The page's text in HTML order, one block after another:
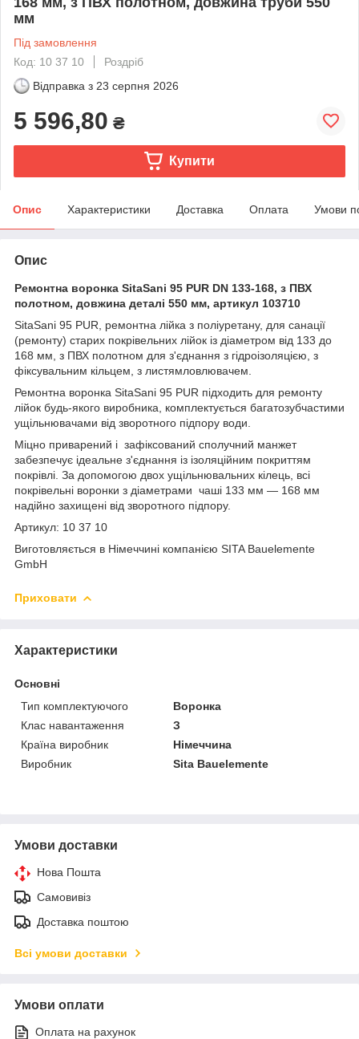
мм
Під замовлення
Код: 10 37 10
Роздріб
Відправка з 23 серпня 2026
5 596,80 ₴
Купити
Опис Характеристики Доставка Оплата Умови
Опис
Ремонтна воронка SitaSani 95 PUR DN 133-168, з ПВХ
полотном, довжина деталі 550 мм, артикул 103710
SitaSani 95 PUR, ремонтна лійка з поліуретану, для санації
(ремонту) старих покрівельних лійок із діаметром від 133 до
168 мм, з ПВХ полотном для з'єднання з гідроізоляцією, з
фіксувальним кільцем, з листямловлювачем.
Ремонтна воронка SitaSani 95 PUR підходить для ремонту
лійок будь-якого виробника, комплектується багатозубчастими
ущільнювачами від зворотного підпору води.
Міцно приварений і зафіксований сполучний манжет
забезпечує ідеальне з'єднання із ізоляційним покриттям
покрівлі. За допомогою двох ущільнювальних кілець, всі
покрівельні воронки з діаметрами чаші 133 мм — 168 мм
надійно захищені від зворотного підпору.
Артикул: 10 37 10
Виготовляється в Німеччині компанією SITA Bauelemente
GmbH
Приховати
Характеристики
Основні
Тип комплектуючого
Воронка
Клас навантаження
З
Країна виробник
Німеччина
Виробник
Sita Bauelemente
Умови доставки
Нова Пошта
Самовивіз
Доставка поштою
Всі умови доставки
Умови оплати
Оплата на рахунок